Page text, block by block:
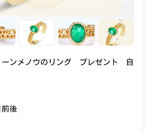
ーンメノウのリング プレゼント 自
前後